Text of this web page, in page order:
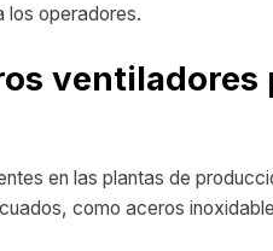
los operadores.
ventiladores
en las plantas de
como aceros